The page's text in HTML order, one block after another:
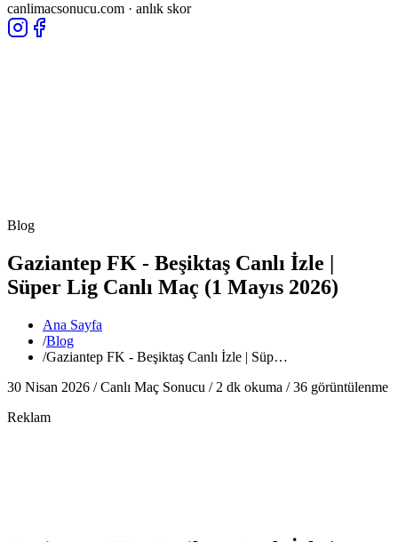
canlimacsonucu.com · anlık skor
Blog
Gaziantep FK - Beşiktaş Canlı İzle |
Süper Lig Canlı Maç (1 Mayıs 2026)
Ana Sayfa
/Blog
/Gaziantep FK - Beşiktaş Canlı İzle | Süp…
30 Nisan 2026 /Canlı Maç Sonucu / 2 dk okuma /36 görüntülenme
Reklam